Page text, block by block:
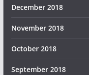
December 2018
November 2018
October 2018
September 2018